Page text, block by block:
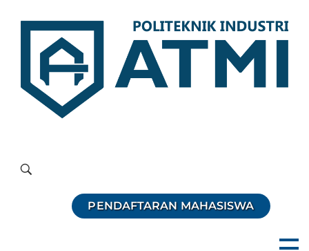
PENDAFTARAN MAHASISWA